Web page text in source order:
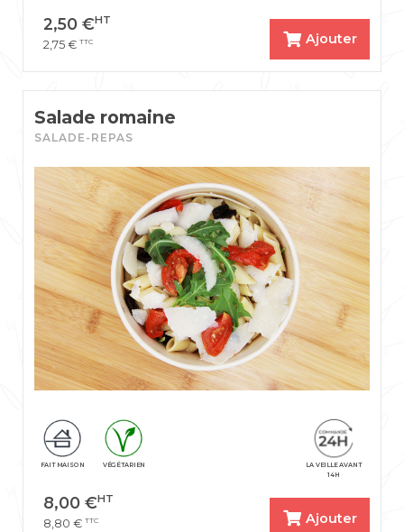
2,50 €HT
2,75 € TTC Ajouter
Salade romaine
SALADE-REPAS
LA VEILLE AVANT
14H
FAIT MAISON VÉGÉTARIEN
8,00 €HT
8,80 € TTC Ajouter